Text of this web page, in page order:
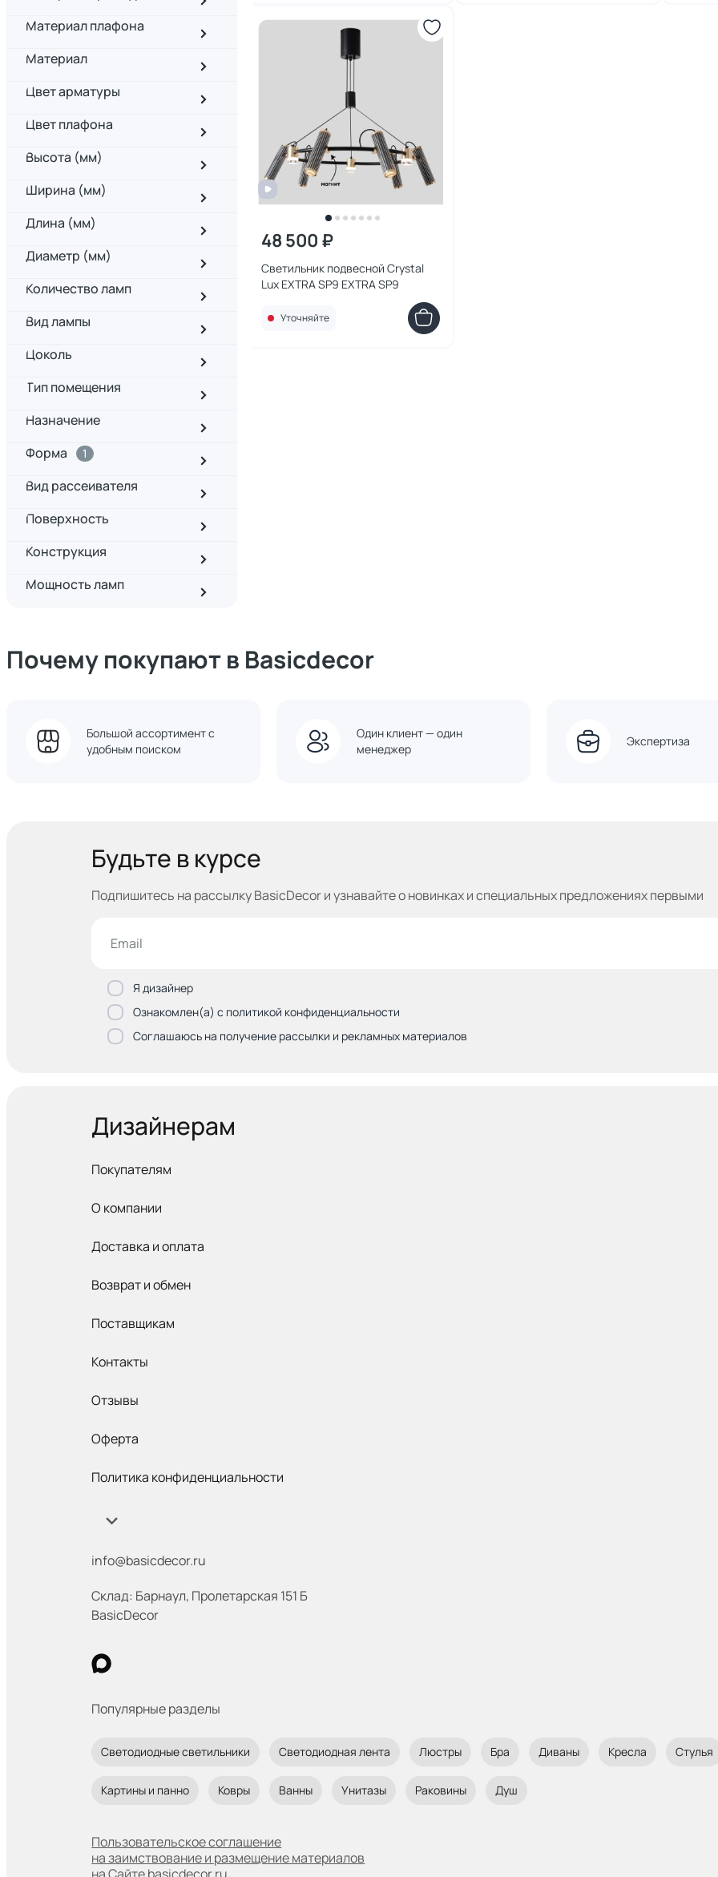
Материал плафона
Материал
Цвет арматуры
Цвет плафона
Высота (мм)
Ширина (мм)
Длина (мм)
Диаметр (мм)
Количество ламп
Вид лампы
Цоколь
Тип помещения
Назначение
Форма
1
Вид рассеивателя
Поверхность
Конструкция
Мощность ламп
48 500 ₽
Светильник подвесной Crystal
Lux EXTRA SP9 EXTRA SP9
Уточняйте
Почему покупают в Basicdecor
Большой ассортимент с
удобным поиском
Один клиент — один
менеджер
Экспертиза
Будьте в курсе
Подпишитесь на рассылку BasicDecor и узнавайтео новинках и специальных предложениях первыми
Я дизайнер
Ознакомлен(а) с политикой конфиденциальности
Соглашаюсь на получение рассылки и рекламных материалов
Дизайнерам
Покупателям
О компании
Доставка и оплата
Возврат и обмен
Поставщикам
Контакты
Отзывы
Оферта
Политика конфиденциальности
info@basicdecor.ru
Склад: Барнаул, ​ Пролетарская 151 Б
BasicDecor
Популярные разделы
Светодиодные светильники Светодиодная лента Люстры Бра Диваны Кресла Стулья
Картины и панно Ковры Ванны Унитазы Раковины Душ
Пользовательское соглашение
на заимствование и размещение материалов